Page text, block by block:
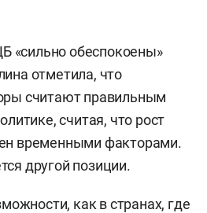
«сильно обеспокоены»
отметила, что
считают правильным
считая, что рост
временными факторами.
другой позиции.
как в странах, где